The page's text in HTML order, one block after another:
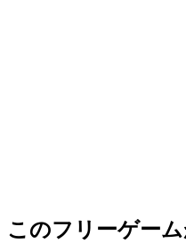
このフリーゲー